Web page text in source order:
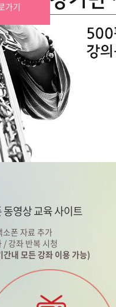
가기
동영상 교육 사이트
폰 자료 추가
강좌 반복 시청
내 모든 강좌 이용 가능)